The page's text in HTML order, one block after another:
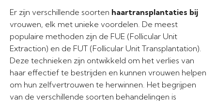
Er zijn verschillende soorten haartransplantaties bij
vrouwen, elk met unieke voordelen. De meest
populaire methoden zijn de FUE (Follicular Unit
Extraction) en de FUT (Follicular Unit Transplantation).
Deze technieken zijn ontwikkeld om het verlies van
haar effectief te bestrijden en kunnen vrouwen helpen
om hun zelfvertrouwen te herwinnen. Het begrijpen
van de verschillende soorten behandelingen is